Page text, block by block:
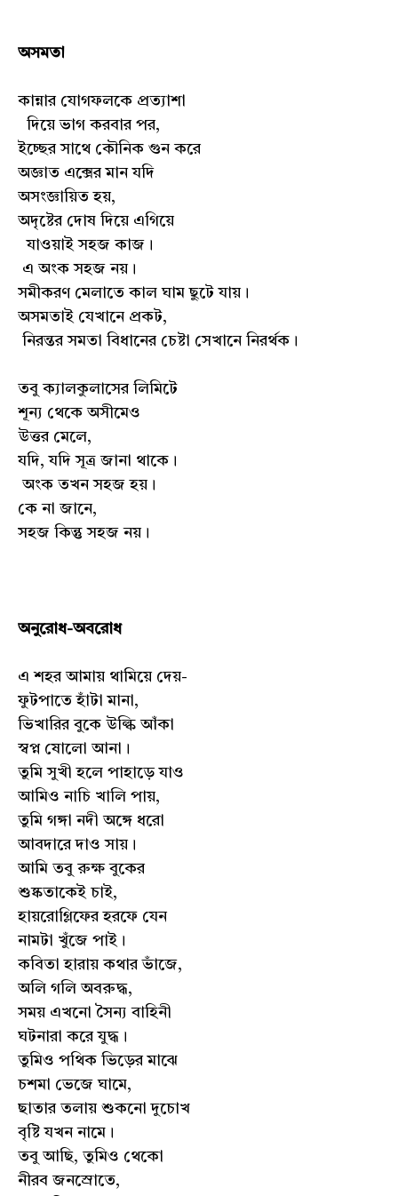
অসমতা
কান্নার যোগফলকে প্রত্যাশা
দিয়ে ভাগ করবার পর,
ইচ্ছের সাথে কৌনিক গুন করে
অজ্ঞাত এক্সের মান যদি
অসংজ্ঞায়িত হয়,
অদৃষ্টের দোষ দিয়ে এগিয়ে
যাওয়াই সহজ কাজ।
এ অংক সহজ নয়।
সমীকরণ মেলাতে কাল ঘাম ছুটে যায়।
অসমতাই যেখানে প্রকট,
নিরন্তর সমতা বিধানের চেষ্টা সেখানে নিরর্থক।
তবু ক্যালকুলাসের লিমিটে
শূন্য থেকে অসীমেও
উত্তর মেলে,
যদি, যদি সূত্র জানা থাকে।
অংক তখন সহজ হয়।
কে না জানে,
সহজ কিন্তু সহজ নয়।
অনুরোধ-অবরোধ
এ শহর আমায় থামিয়ে দেয়-
ফুটপাতে হাঁটা মানা,
ভিখারির বুকে উল্কি আঁকা
স্বপ্ন ষোলো আনা।
তুমি সুখী হলে পাহাড়ে যাও
আমিও নাচি খালি পায়,
তুমি গঙ্গা নদী অঙ্গে ধরো
আবদারে দাও সায়।
আমি তবু রুক্ষ বুকের
শুষ্কতাকেই চাই,
হায়রোগ্লিফের হরফে যেন
নামটা খুঁজে পাই।
কবিতা হারায় কথার ভাঁজে,
অলি গলি অবরুদ্ধ,
সময় এখনো সৈন্য বাহিনী
ঘটনারা করে যুদ্ধ।
তুমিও পথিক ভিড়ের মাঝে
চশমা ভেজে ঘামে,
ছাতার তলায় শুকনো দুচোখ
বৃষ্টি যখন নামে।
তবু আছি, তুমিও থেকো
নীরব জনস্রোতে,